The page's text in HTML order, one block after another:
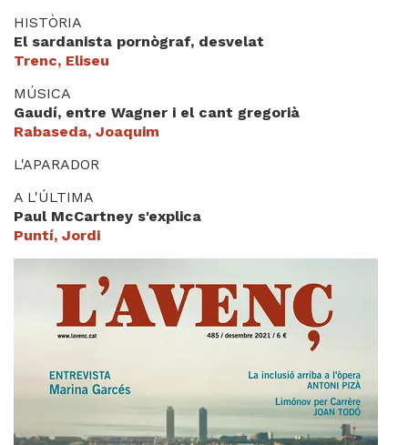
HISTÒRIA
El sardanista pornògraf, desvelat
Trenc, Eliseu
MÚSICA
Gaudí, entre Wagner i el cant gregorià
Rabaseda, Joaquim
L'APARADOR
A L'ÚLTIMA
Paul McCartney s'explica
Puntí, Jordi